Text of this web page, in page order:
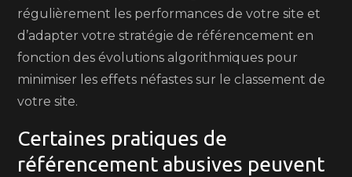
régulièrement les performances de votre site et
d’adapter votre stratégie de référencement en
fonction des évolutions algorithmiques pour
minimiser les effets néfastes sur le classement de
votre site.
Certaines pratiques de
référencement abusives peuvent